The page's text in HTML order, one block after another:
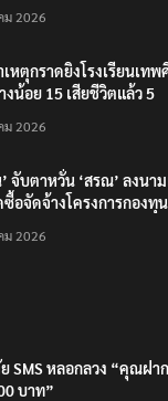
ม 2026
หตุกราดยิงโรงเรียนเท
งน้อย 15 เสียชีวิตแล้ว 5
ม 2026
จับตาหวั่น ‘สรณ’ ลงน
อจัดจ้างโครงการกองทุน
ม 2026
SMS หลอกลวง “คุณฝา
บาท”